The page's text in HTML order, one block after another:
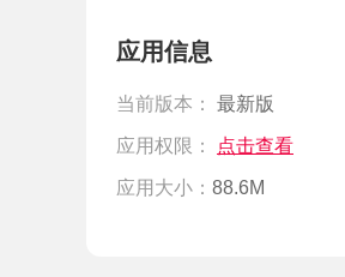
应用信息
当前版本： 最新版
应用权限： 点击查看
应用大小： 88.6M